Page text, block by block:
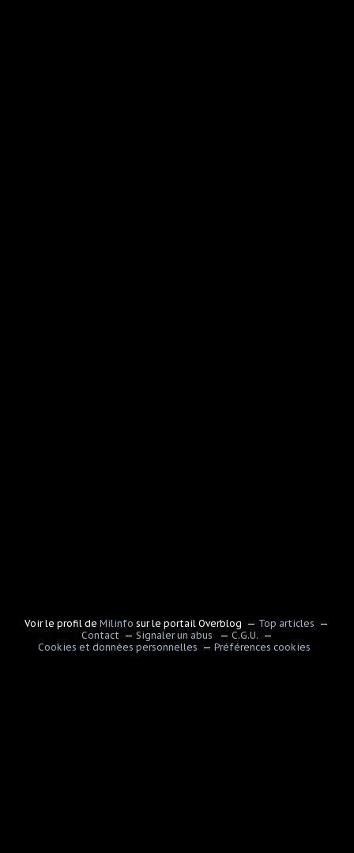
Voir le profil deMilinfo sur le portail Overblog
Top articles
Contact
Signaler un abus
C.G.U.
Cookies et données personnelles
Préférences cookies